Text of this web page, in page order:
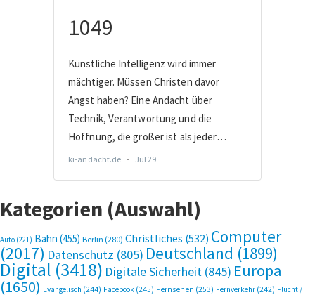
Kategorien (Auswahl)
Auto (221) Bahn (455) Berlin (280) Christliches (532) Computer
(2017) Datenschutz (805) Deutschland (1899)
Digital (3418) Digitale Sicherheit (845) Europa
(1650) Evangelisch (244) Facebook (245) Fernsehen (253) Fernverkehr (242) Flucht /